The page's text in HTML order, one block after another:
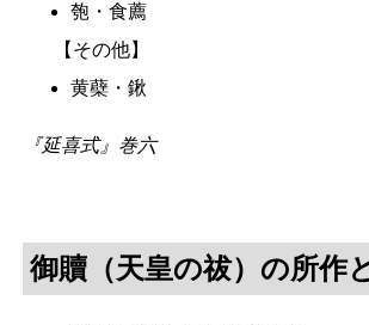
匏 ・食薦
【その他】
黄蘗 ・鍬
『延喜式』巻六
御贖 （天皇の祓）の所作